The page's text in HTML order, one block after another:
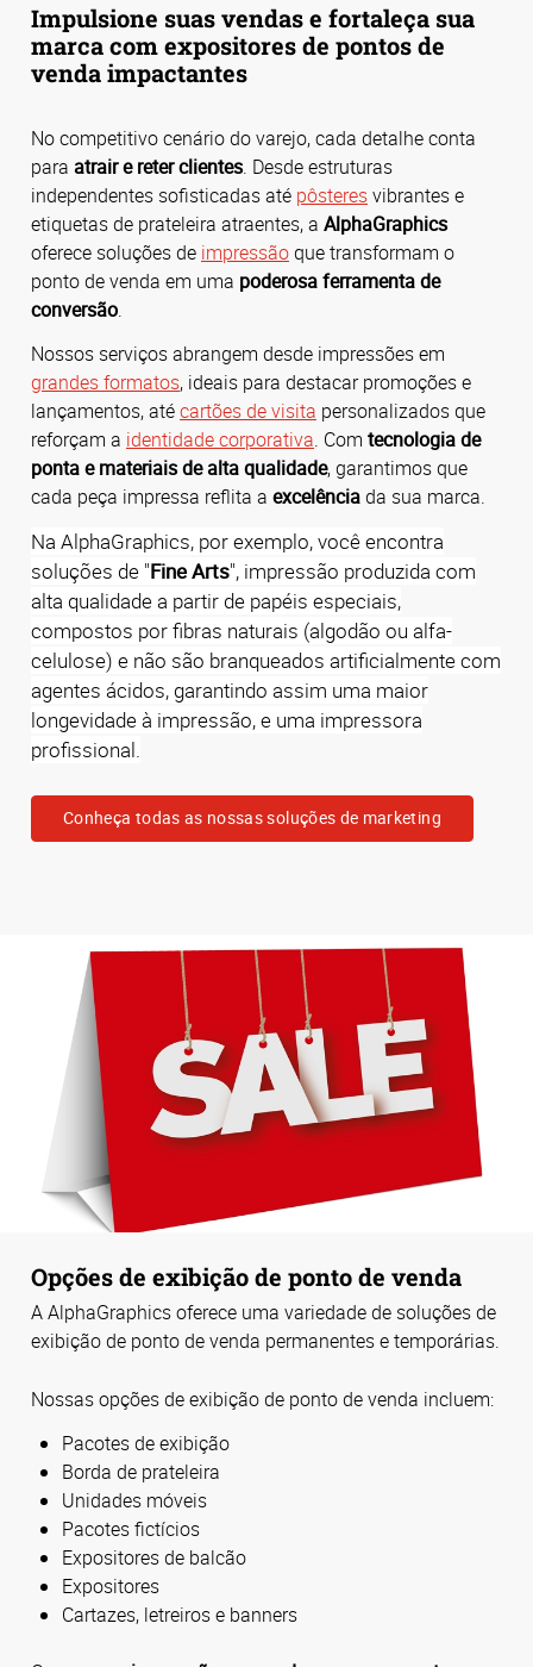
Impulsione suas vendas e fortaleça sua
marca com expositores de pontos de
venda impactantes
No competitivo cenário do varejo, cada detalhe conta
para atrair e reter clientes. Desde estruturas
independentes sofisticadas até pôsteresvibrantes e
etiquetas de prateleira atraentes, a AlphaGraphics
oferece soluções de impressãoque transformam o
ponto de venda em uma poderosa ferramenta de
conversão.
Nossos serviços abrangem desde impressões em
grandes formatos, ideais para destacar promoções e
lançamentos, atécartões de visita personalizados que
reforçam a identidade corporativa. Com tecnologia de
ponta e materiais de alta qualidade, garantimos que
cada peça impressa reflita a excelênciada sua marca.
Na AlphaGraphics, por exemplo, você encontra
soluções de "Fine Arts", impressão produzida com
alta qualidade a partir de papéis especiais,
compostos por fibras naturais (algodão ou alfa-
celulose) e não são branqueados artificialmente com
agentes ácidos, garantindo assim uma maior
longevidade à impressão, e uma impressora
profissional.
Conheça todas as nossas soluções de marketing
Opções de exibição de ponto de venda
A AlphaGraphics oferece uma variedade de soluções de
exibição de ponto de venda permanentes e temporárias.
Nossas opções de exibição de ponto de venda incluem:
Pacotes de exibição
Borda de prateleira
Unidades móveis
Pacotes fictícios
Expositores de balcão
Expositores
Cartazes, letreiros e banners